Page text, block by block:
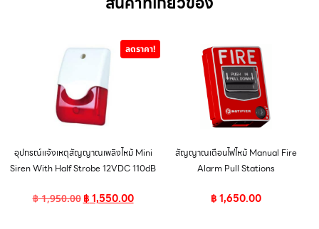
ลดราคา!
อุปกรณ์แจ้งเหตุสัญญาณเพลิงไหม้ Mini
Siren With Half Strobe 12VDC 110dB
฿1,950.00 ฿1,550.00
สัญญาณเตือนไฟไหม้ Manual Fire
Alarm Pull Stations
฿1,650.00